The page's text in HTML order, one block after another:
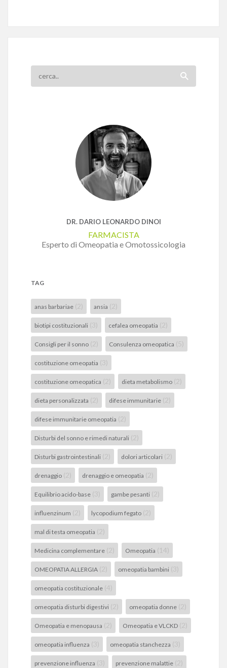
DR. DARIO LEONARDO DINOI
FARMACISTA
Esperto di Omeopatia e Omotossicologia
TAG
anas barbariae (2) ansia (2)
biotipi costituzionali (3) cefalea omeopatia (2)
Consigli per il sonno (2) Consulenza omeopatica (5)
costituzione omeopatia (3)
costituzione omeopatica (2) dieta metabolismo (2)
dieta personalizzata (2) difese immunitarie (2)
difese immunitarie omeopatia (2)
Disturbi del sonno e rimedi naturali (2)
Disturbi gastrointestinali (2) dolori articolari (2)
drenaggio (2) drenaggio e omeopatia (2)
Equilibrio acido-base (3) gambe pesanti (2)
influenzinum (2) lycopodium fegato (2)
mal di testa omeopatia (2)
Medicina complementare (2) Omeopatia (14)
OMEOPATIA ALLERGIA (2) omeopatia bambini (3)
omeopatia costituzionale (4)
omeopatia disturbi digestivi (2) omeopatia donne (2)
Omeopatia e menopausa (2) Omeopatia e VLCKD (2)
omeopatia influenza (3) omeopatia stanchezza (3)
prevenzione influenza (3) prevenzione malattie (2)